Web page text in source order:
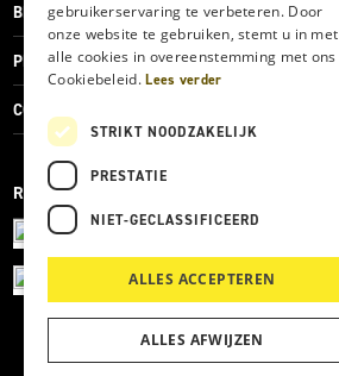
BLOG
PRIVACYVERKLARING
COOKIES
REVIEWMERK
gebruikerservaring te verbeteren. Door
onze website te gebruiken, stemt u in met
alle cookies in overeenstemming met ons
Cookiebeleid.Lees verder
STRIKT NOODZAKELIJK
PRESTATIE
NIET-GECLASSIFICEERD
ALLES ACCEPTEREN
ALLES AFWIJZEN